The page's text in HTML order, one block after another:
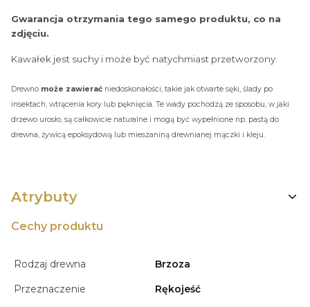
Gwarancja otrzymania tego samego produktu, co na
zdjęciu.
Kawałek jest suchy i może być natychmiast przetworzony.
Drewno może zawierać niedoskonałości, takie jak otwarte sęki, ślady po
insektach, wtrącenia kory lub pęknięcia. Te wady pochodzą ze sposobu, w jaki
drzewo urosło, są całkowicie naturalne i mogą być wypełnione np. pastą do
drewna, żywicą epoksydową lub mieszaniną drewnianej mączki i kleju.
Atrybuty
Cechy produktu
Rodzaj drewna
Brzoza
Przeznaczenie
Rękojeść